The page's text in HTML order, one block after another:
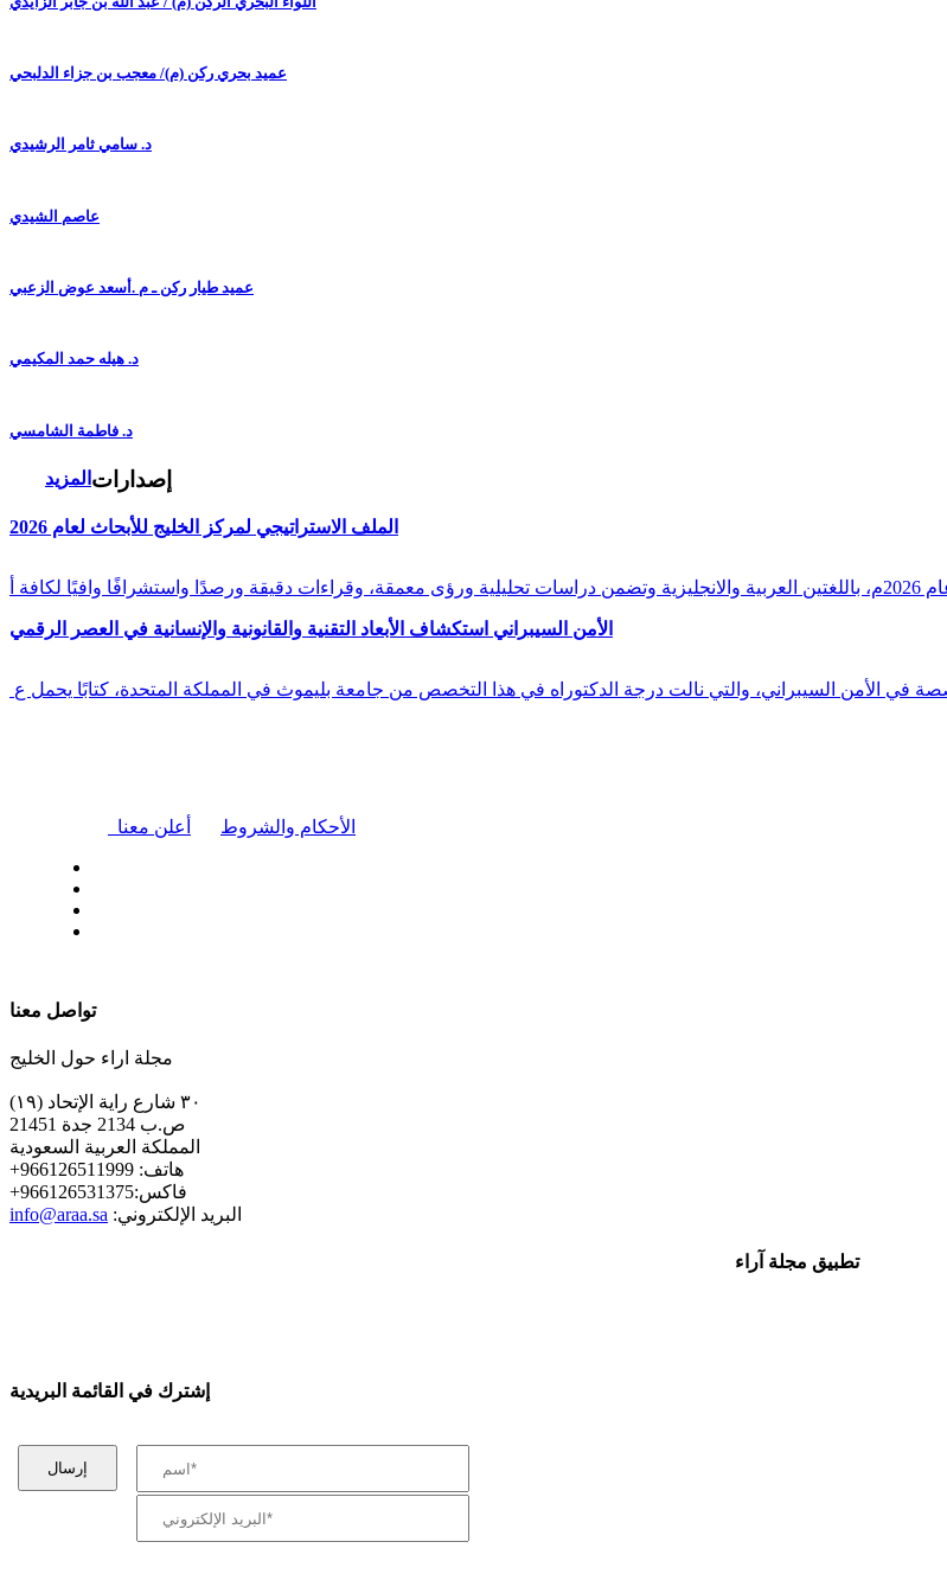
عميد بحري ركن (م)/ معجب بن جزاء الدلبحي
د. سامي ثامر الرشيدي
عاصم الشيدي
عميد طيار ركن ـ م .أسعد عوض الزعبي
د. هيله حمد المكيمي
د. فاطمة الشامسي
المزيد إصدارات
الملف الاستراتيجي لمركز الخليج للأبحاث لعام 2026
أ
الأمن السيبراني استكشاف الأبعاد التقنية والقانونية والإنسانية في العصر الرقمي
في الأمن السيبراني، والتي نالت درجة الدكتوراه في هذا التخصص من جامعة بليموث في المملكة المتحدة، كتابًا يحمل ع
أعلن معنا الأحكام والشروط
تواصل معنا
مجلة اراء حول الخليج
٣٠ شارع راية الإتحاد (١٩)
ص.ب 2134 جدة 21451
المملكة العربية السعودية
+هاتف: 966126511999
+فاكس:966126531375
info@araa.sa :البريد الإلكتروني
تطبيق مجلة آراء
إشترك في القائمة البريدية